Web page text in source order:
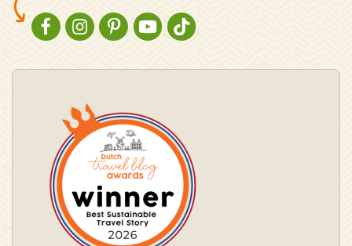
NATURESCANNER OP FACEBOOK
NATURESCANNER OP INSTAGRAM
NATURESCANNER OP PINTEREST
NATURESCANNER OP YOUTUBE
NATURESCANNER OP TIKTOK